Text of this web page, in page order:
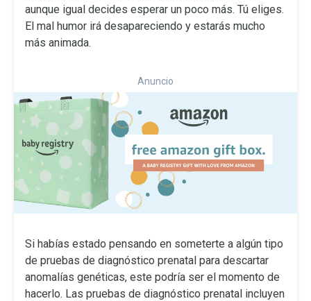
aunque igual decides esperar un poco más. Tú eliges.
El mal humor irá desapareciendo y estarás mucho
más animada.
Anuncio
Si habías estado pensando en someterte a algún tipo
de pruebas de diagnóstico prenatal para descartar
anomalías genéticas, este podría ser el momento de
hacerlo. Las pruebas de diagnóstico prenatal incluyen